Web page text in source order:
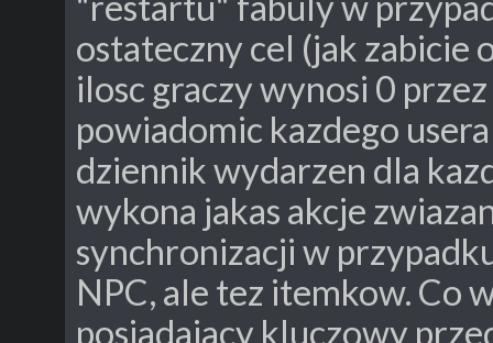
ostateczny cel (jak zabicie
ilosc graczy wynosi 0
powiadomic kazdego
dziennik wydarzen dla
wykona jakas akcje
synchronizacji w
NPC, ale tez itemkow. Co
posiadajacy kluczowy